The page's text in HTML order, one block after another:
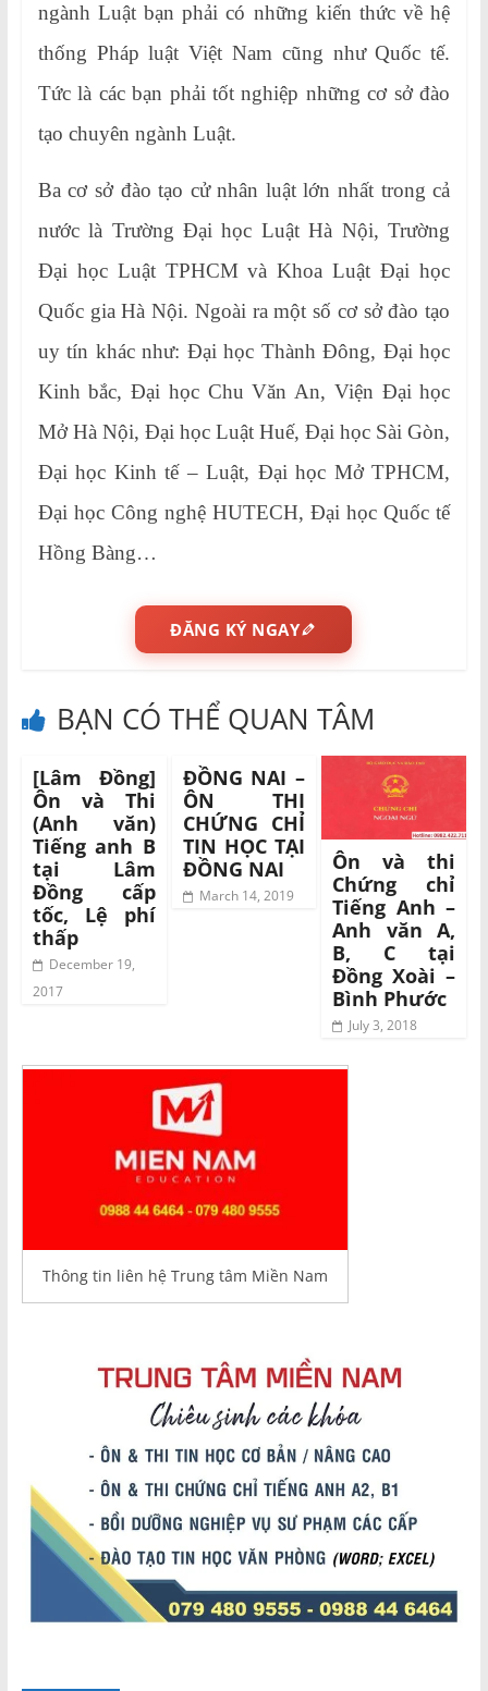
ngành Luật bạn phải có những kiến thức về hệ
thống Pháp luật Việt Nam cũng như Quốc tế.
Tức là các bạn phải tốt nghiệp những cơ sở đào
tạo chuyên ngành Luật.
Ba cơ sở đào tạo cử nhân luật lớn nhất trong cả
nước là Trường Đại học Luật Hà Nội, Trường
Đại học Luật TPHCM và Khoa Luật Đại học
Quốc gia Hà Nội. Ngoài ra một số cơ sở đào tạo
uy tín khác như: Đại học Thành Đông, Đại học
Kinh bắc, Đại học Chu Văn An, Viện Đại học
Mở Hà Nội, Đại học Luật Huế, Đại học Sài Gòn,
Đại học Kinh tế – Luật, Đại học Mở TPHCM,
Đại học Công nghệ HUTECH, Đại học Quốc tế
Hồng Bàng…
ĐĂNG KÝ NGAY
BẠN CÓ THỂ QUAN TÂM
[Lâm Đồng]
Ôn và Thi
(Anh văn)
Tiếng anh B
tại Lâm
Đồng cấp
tốc, Lệ phí
thấp
December 19,
2017
ĐỒNG NAI –
ÔN THI
CHỨNG CHỈ
TIN HỌC TẠI
ĐỒNG NAI
March 14, 2019
Ôn và thi
Chứng chỉ
Tiếng Anh –
Anh văn A,
B, C tại
Đồng Xoài –
Bình Phước
July 3, 2018
Thông tin liên hệ Trung tâm Miền Nam